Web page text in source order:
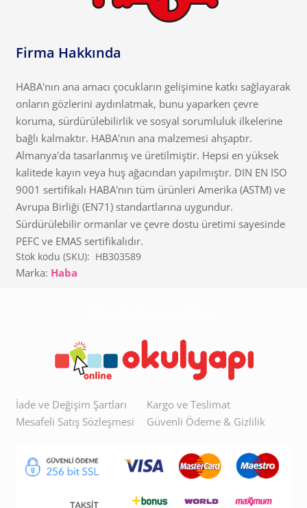
Firma Hakkında
HABA'nın ana amacı çocukların gelişimine katkı sağlayarak
onların gözlerini aydınlatmak, bunu yaparken çevre
koruma, sürdürülebilirlik ve sosyal sorumluluk ilkelerine
bağlı kalmaktır. HABA'nın ana malzemesi ahşaptır.
Almanya'da tasarlanmış ve üretilmiştir. Hepsi en yüksek
kalitede kayın veya huş ağacından yapılmıştır. DIN EN ISO
9001 sertifikalı HABA'nın tüm ürünleri Amerika (ASTM) ve
Avrupa Birliği (EN71) standartlarına uygundur.
Sürdürülebilir ormanlar ve çevre dostu üretimi sayesinde
PEFC ve EMAS sertifikalıdır.
Stok kodu (SKU): HB303589
Marka: Haba
İade ve Değişim Şartları
Mesafeli Satış Sözleşmesi
Kargo ve Teslimat
Güvenli Ödeme & Gizlilik